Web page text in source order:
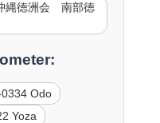
縄徳洲会 南部徳
Odo
Yoza